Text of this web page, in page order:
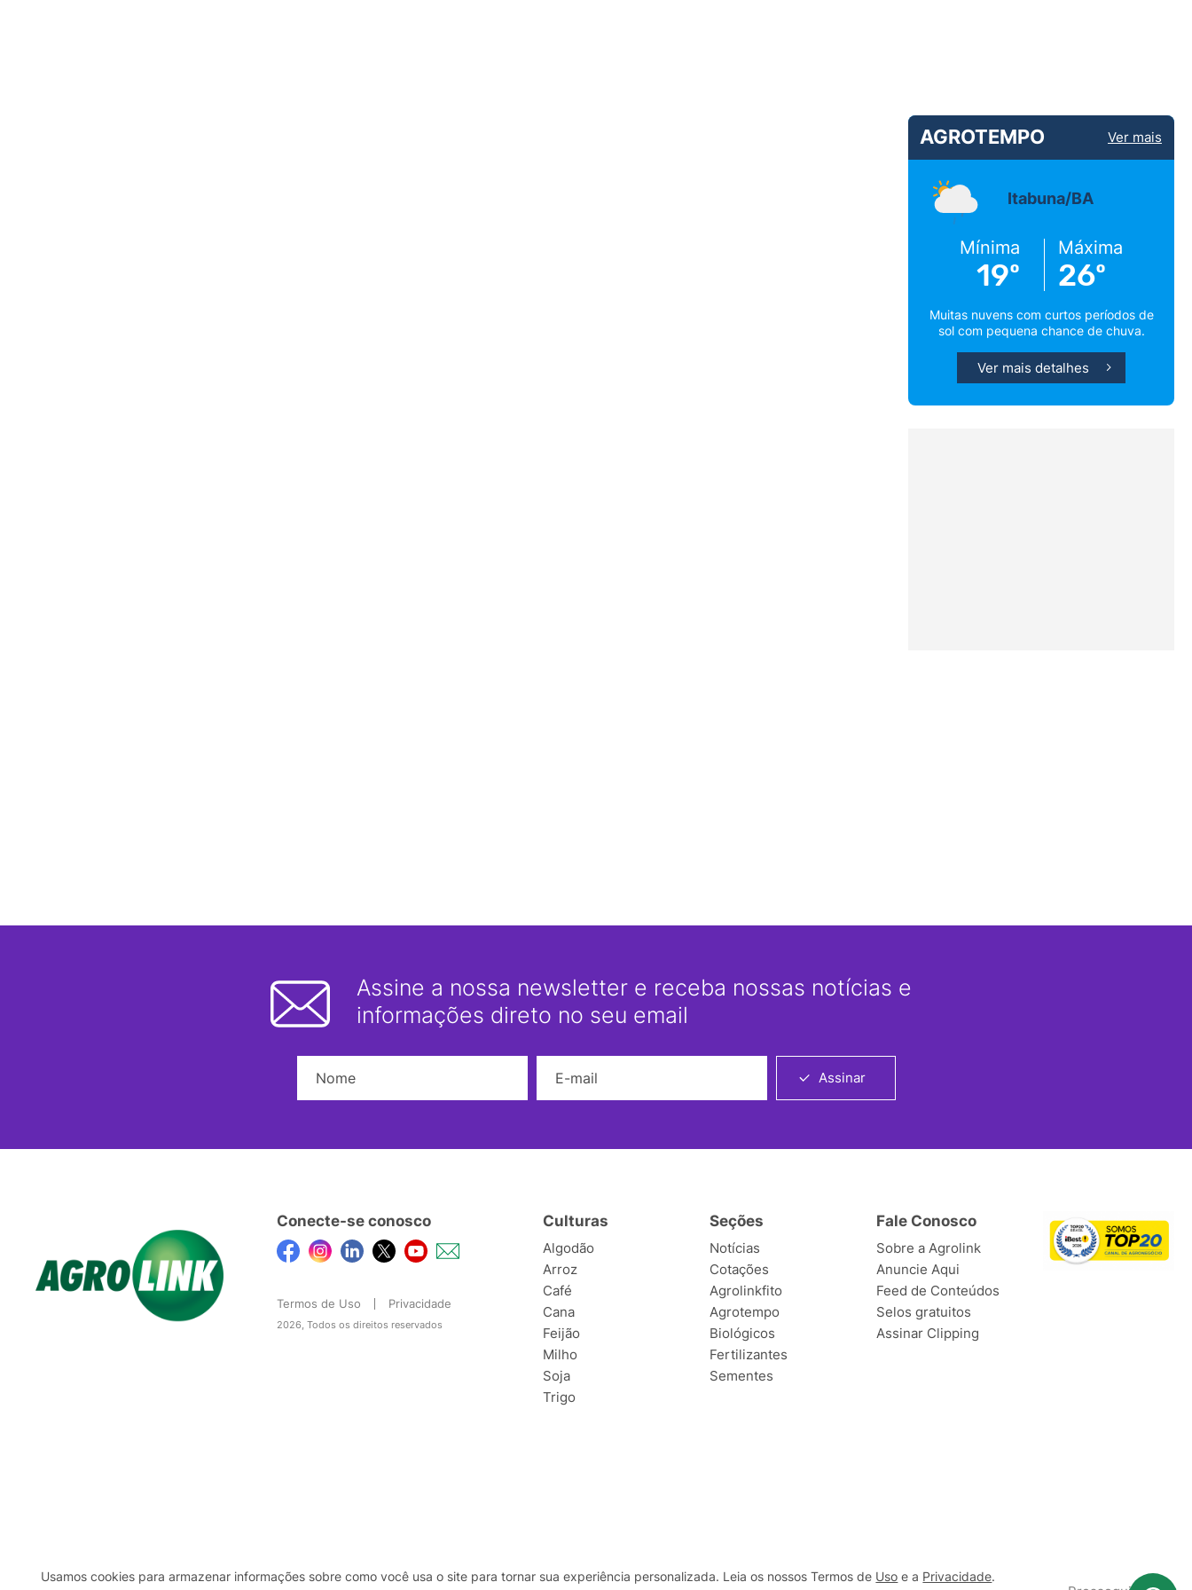
AGROTEMPO Ver mais
Itabuna/BA
Mínima
19º
Máxima
26º
Muitas nuvens com curtos períodos de
sol com pequena chance de chuva.
Ver mais detalhes
Assine a nossa newsletter e receba nossas notícias e
informações direto no seu email
Assinar
Conecte-se conosco
Termos de Uso Privacidade
2026, Todos os direitos reservados
Culturas
Algodão
Arroz
Café
Cana
Feijão
Milho
Soja
Trigo
Seções
Notícias
Cotações
Agrolinkfito
Agrotempo
Biológicos
Fertilizantes
Sementes
Fale Conosco
Sobre a Agrolink
Anuncie Aqui
Feed de Conteúdos
Selos gratuitos
Assinar Clipping
Usamos cookies para armazenar informações sobre como você usa o site para tornar sua experiência personalizada. Leia os nossos Termos de Uso e a Privacidade.